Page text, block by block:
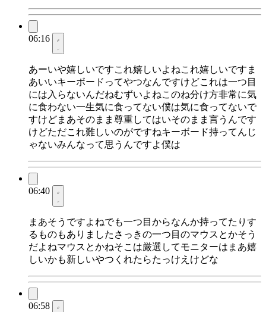
06:16
あーいや嬉しいですこれ嬉しいよねこれ嬉しいですま
あいいキーボードってやつなんですけどこれは一つ目
には入らないんだねむずいよねこのね分け方非常に気
に食わない一生気に食ってない僕は気に食ってないで
すけどまあそのまま尊重してはいそのまま言うんです
けどただこれ難しいのがですねキーボード持ってんじ
ゃないみんなって思うんですよ僕は
06:40
まあそうですよねでも一つ目からなんか持ってたりす
るものもありましたさっきの一つ目のマウスとかそう
だよねマウスとかねそこは厳選してモニターはまあ嬉
しいかも新しいやつくれたらたっけえけどな
06:58